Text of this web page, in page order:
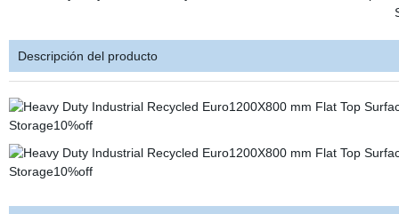
Descripción del producto